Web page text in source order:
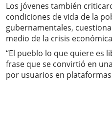
Los jóvenes también
condiciones de vida de la
gubernamentales,
medio de la crisis
“El pueblo lo que quiere es
frase que se convirtió en
por usuarios en